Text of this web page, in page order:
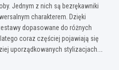
Jednym z nich są bezrękawniki
charakterem. Dzięki
dopasowane do różnych
coraz częściej pojawiają się
uporządkowanych stylizacjach.…